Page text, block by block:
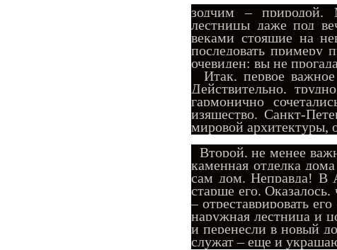
зодчим – природой.
лестницы даже под
веками стоящие на
последовать примеру
очевиден: вы не
Итак, первое важное
Действительно,
гармонично
изящество. Санкт-
мировой архитектуры,
Второй, не менее
каменная отделка
сам дом. Неправда! В
старше его.
– отреставрировать
наружная лестница и
и перенесли в новый
служат – еще и